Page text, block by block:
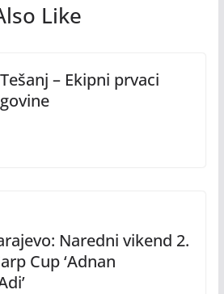
Like
Tešanj – Ekipni prvaci
Naredni vikend 2.
Cup ‘Adnan